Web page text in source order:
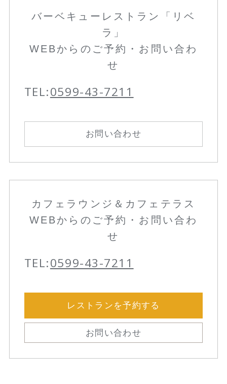
バーベキューレストラン「リベ
ラ」
WEBからのご予約・お問い合わ
せ
TEL:0599-43-7211
お問い合わせ
カフェラウンジ＆カフェテラス
WEBからのご予約・お問い合わ
せ
TEL:0599-43-7211
レストランを予約する
お問い合わせ